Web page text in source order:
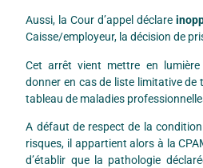
Aussi, la Cour d’appel déclare
Caisse/employeur, la décision de
Cet arrêt vient mettre en lumière
donner en cas de liste limitative de
tableau de maladies
A défaut de respect de la
risques, il appartient alors à la
d’établir que la pathologie